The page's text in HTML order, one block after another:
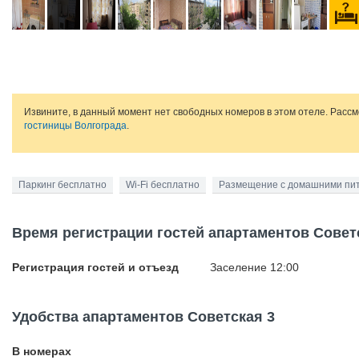
Извините, в данный момент нет свободных номеров в этом отеле.
гостиницы Волгограда.
Паркинг бесплатно Wi-Fi бесплатно Размещение с домашними
Время регистрации гостей апартаментов
Регистрация гостей и отъезд Заселение 12:00
Удобства апартаментов Советская 3
В номерах